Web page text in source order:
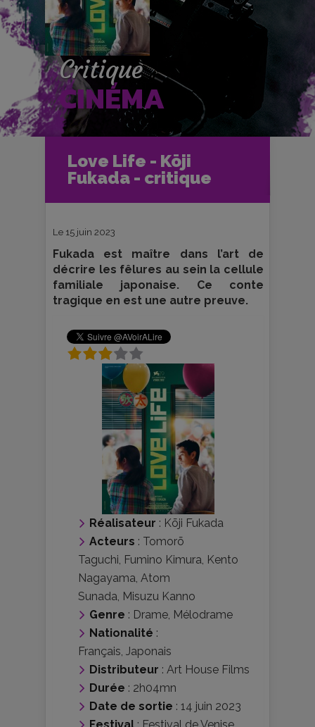
Critique
CINÉMA
Love Life - Kōji
Fukada - critique
Cinéma
Critiques et fiches films
Love Life - Kōji Fukada - critique
Le 15 juin 2023
Fukada est maître dans l’art de
décrire les fêlures au sein la cellule
familiale japonaise. Ce conte
tragique en est une autre preuve.
Réalisateur : Kōji Fukada
Acteurs : Tomorō
Taguchi, Fumino Kimura, Kento
Nagayama, Atom
Sunada, Misuzu Kanno
Genre : Drame, Mélodrame
Nationalité :
Français, Japonais
Distributeur : Art House Films
Durée : 2h04mn
Date de sortie : 14 juin 2023